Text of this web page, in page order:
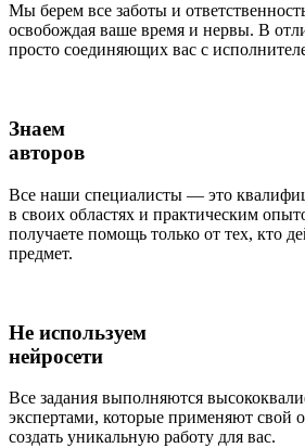
Мы берем все заботы и ответственность
освобождая ваше время и нервы. В
просто соединяющих вас с
Знаем
авторов
Все наши специалисты — это
в своих областях и практическим
получаете помощь только от тех, кто
предмет.
Не используем
нейросети
Все задания выполняются
экспертами, которые применяют свой
создать уникальную работу для вас.